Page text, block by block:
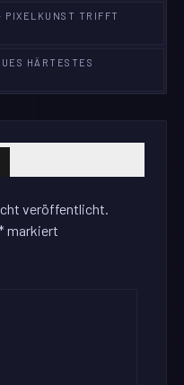
PIXELKUNST TRIFFT
HÄRTESTES
veröffentlicht.
markiert